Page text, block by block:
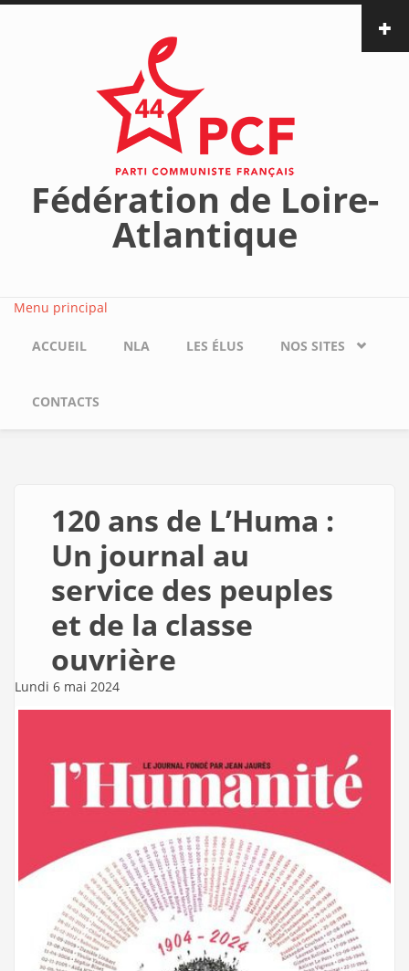
Aller au contenu principal
Fédération de Loire-
Atlantique
Menu principal
ACCUEIL NLA LES ÉLUS NOS SITES
CONTACTS
120 ans de L’Huma :
Un journal au
service des peuples
et de la classe
ouvrière
Lundi 6 mai 2024